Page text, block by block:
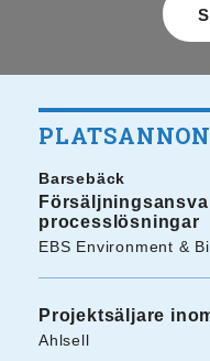
Barsebäck
processlösningar
EBS Environment &
Projektsäljare
Ahlsell